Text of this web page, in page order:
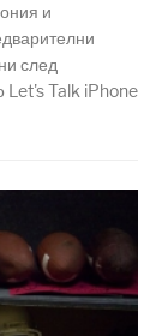
и
след
Let's Talk iPhone